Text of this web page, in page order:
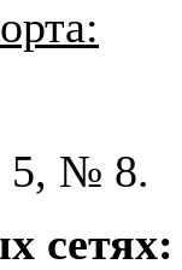
5, № 8.
сетях: